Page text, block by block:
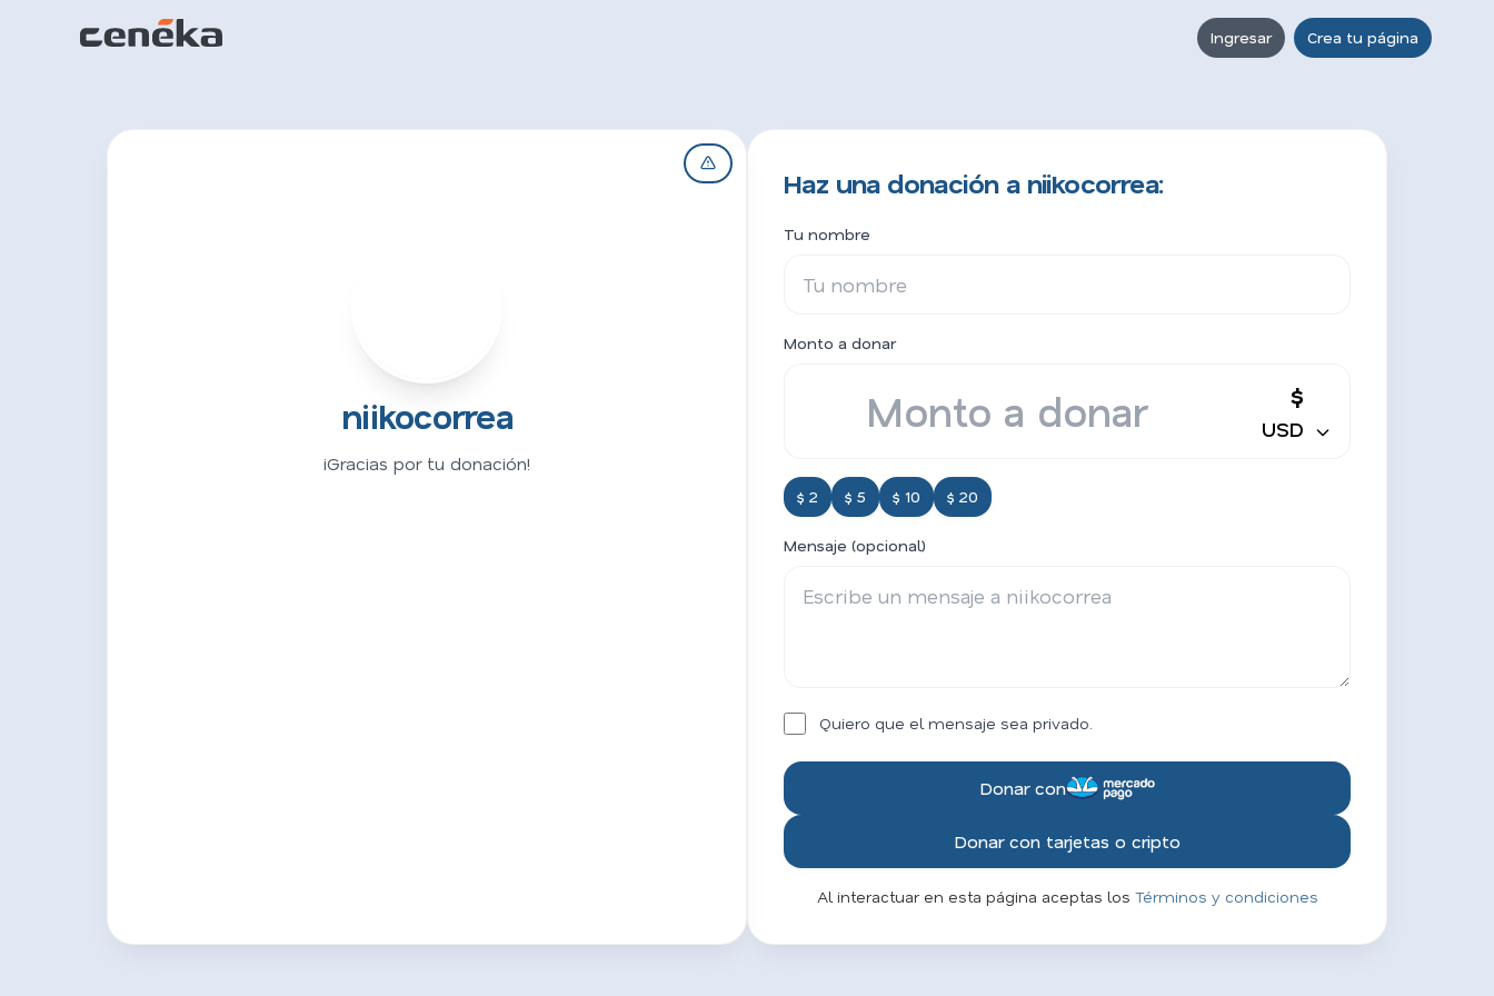
Ingresar Crea tu página
niikocorrea
¡Gracias por tu donación!
Haz una donación a niikocorrea:
Tu nombre
Monto a donar
$
USD
$ 2 $ 5 $ 10 $ 20
Mensaje (opcional)
Quiero que el mensaje sea privado.
Donar con
Donar con tarjetas o cripto
Al interactuar en esta página aceptas los Términos y condiciones